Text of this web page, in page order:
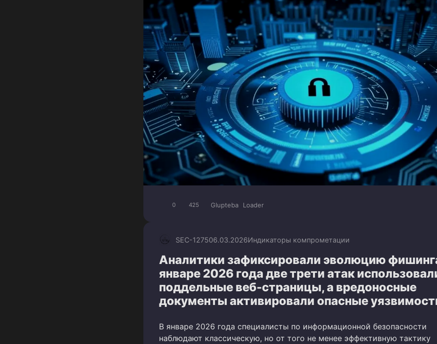
0 425 Glupteba Loader
SEC-127506.03.2026Индикаторы компрометации
Аналитики зафиксировали эволюцию
январе 2026 года две трети атак
поддельные веб-страницы, а вредоносные
документы активировали опасные
В январе 2026 года специалисты по информационной безопасности
наблюдают классическую, но от того не менее эффективную тактику